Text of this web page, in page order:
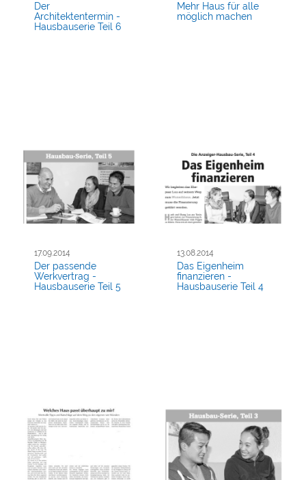
Der
Architektentermin -
Hausbauserie Teil 6
Mehr Haus für alle
möglich machen
17.09.2014
Der passende
Werkvertrag -
Hausbauserie Teil 5
13.08.2014
Das Eigenheim
finanzieren -
Hausbauserie Teil 4